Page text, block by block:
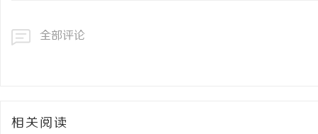
全部评论
相关阅读